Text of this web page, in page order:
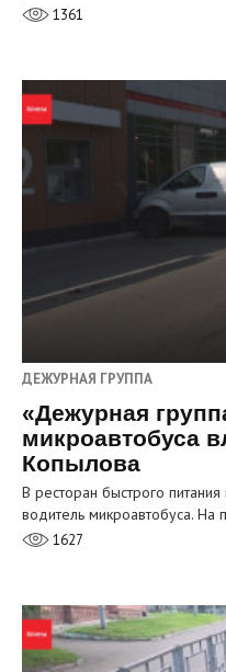
1361
ДЕЖУРНАЯ ГРУППА
«Дежурная
микроавтобуса
Копылова
В ресторан быстрого
водитель микроавтобуса.
1627